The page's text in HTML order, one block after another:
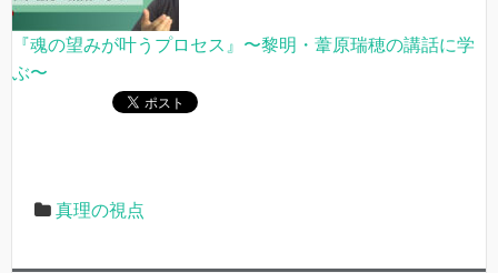
『魂の望みが叶うプロセス』〜黎明・葦原瑞穂の講話に学
ぶ〜
真理の視点